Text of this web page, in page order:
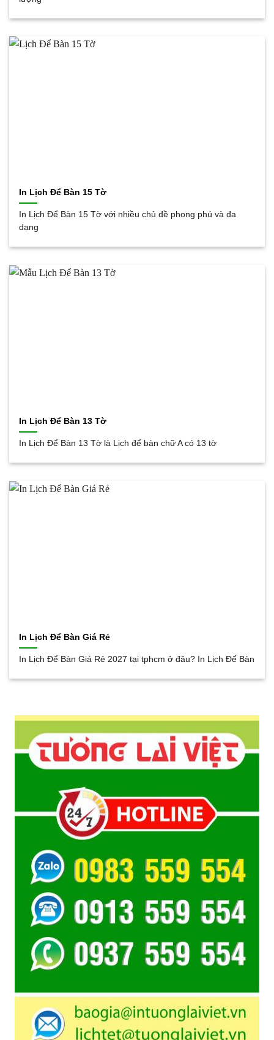
In Lịch Để Bàn 15 Tờ
In Lịch Để Bàn 15 Tờ với nhiều chủ đề phong phú và đa
dạng
In Lịch Để Bàn 13 Tờ
In Lịch Để Bàn 13 Tờ là Lịch để bàn chữ A có 13 tờ
In Lịch Để Bàn Giá Rẻ
In Lịch Để Bàn Giá Rẻ 2027 tại tphcm ở đâu? In Lịch Để Bàn